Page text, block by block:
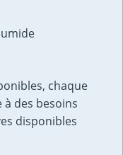
chaque
des besoins
disponibles